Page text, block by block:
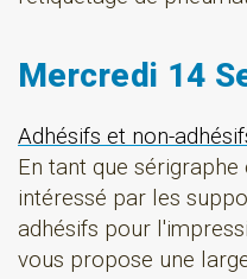
Mercredi 14
Adhésifs et non-
En tant que
intéressé par les
adhésifs pour
vous propose une